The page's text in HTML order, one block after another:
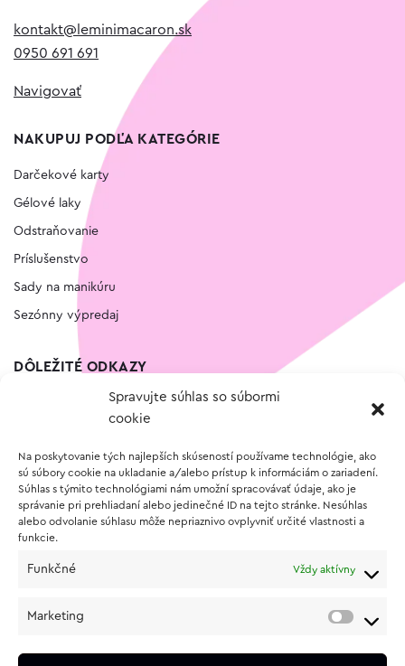
Spravujte súhlas so súbormi
cookie
Na poskytovanie tých najlepších skúseností používame technológie, ako
sú súbory cookie na ukladanie a/alebo prístup k informáciám o zariadení.
Súhlas s týmito technológiami nám umožní spracovávať údaje, ako je
správanie pri prehliadaní alebo jedinečné ID na tejto stránke. Nesúhlas
alebo odvolanie súhlasu môže nepriaznivo ovplyvniť určité vlastnosti a
funkcie.
Funkčné Vždy aktívny
Marketing
kontakt@leminimacaron.sk
0950 691 691
Navigovať
NAKUPUJ PODĽA KATEGÓRIE
Darčekové karty
Gélové laky
Odstraňovanie
Príslušenstvo
Sady na manikúru
Sezónny výpredaj
DÔLEŽITÉ ODKAZY
Vernostný program
O NÁKUPE
Vrátenie a reklamácia tovaru